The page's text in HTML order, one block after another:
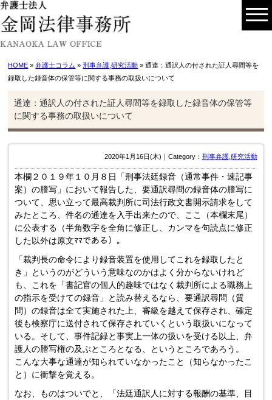
HOME »弁護士コラム »刑事弁護 ,研究活動 » 通達：通訳人の付された証人尋間等を
録取した録音体の保管等に関する事務の取扱いについて
通達：通訳人の付された証人尋間等を録取した録音体の保管等
に関する事務の取扱いについて
2020年1月16日(木)｜Category： 刑事弁護, 研究活動
本欄２０１９年１０月８日「刑事法廷録音（通常事件・速記事
案）の謄写」において報告した、要通訳尋問の録音体の謄写に
ついて、思い立って最高裁判所に司法行政文書開示請求をして
みたところ、件名の通達を入手出来たので、ここ（本欄末尾）
に公表する（半角数字を全角に修正し、カンマを句読点に修正
した以外は原文ﾏﾏである）。
「裁判長の命令により録音装置を使用してこれを録取したと
き」というのがどういう意味なのかはよく分からないけれど
も、これを「書記官の個人的趣味ではなく裁判所による職務上
の指示を受けての録音」と読み替えるなら、要通訳尋問（質
問）の録音は全て実施された上、審級を越えて保存され、確定
後も検察庁に送付されて保存されていくという取扱いになって
いる。そして、事件記録と事実上一体の扱いを受ける以上、弁
護人の謄写権の及ぶところとなる、というところであろう。
こんな大事な通達が知られていなかったこと（知らなかったこ
と）に衝撃を覚える。
なお、ものはついでと、「法廷通訳人に対する報酬の基準、目